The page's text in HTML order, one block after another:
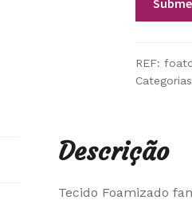
REF:
Descrição
Tecido Foamizado